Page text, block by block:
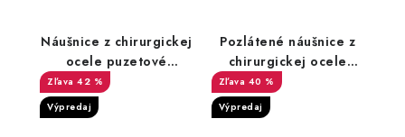
Náušnice z chirurgickej
ocele puzetové
Peridot
42 %
Výpredaj
Pozlátené náušnice z
chirurgickej ocele
srdce
40 %
Výpredaj